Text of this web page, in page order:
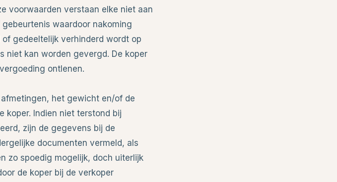
voorwaarden verstaan elke niet aan
waardoor nakoming
gedeeltelijk verhinderd wordt op
niet kan worden gevergd. De koper
ontlenen.
het gewicht en/of de
koper. Indien niet terstond bij
zijn de gegevens bij de
documenten vermeld, als
zo spoedig mogelijk, doch uiterlijk
de koper bij de verkoper